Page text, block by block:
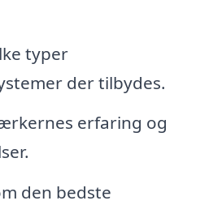
typer
der tilbydes.
erfaring og
den bedste